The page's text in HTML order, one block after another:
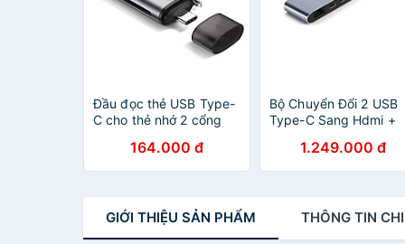
Đầu đọc thẻ USB Type-
C cho thẻ nhớ 2 cổng
hỗ trợ chức năng OTG
màu Xám Ugreen
164.000 đ
Bộ Chuyển Đổi 2 USB
Type-C Sang Hdmi +
Gigabit Lan + Type-C
PD màu Gray Ugreen
1.249.000 đ
GIỚI THIỆU SẢN PHẨM THÔNG TIN